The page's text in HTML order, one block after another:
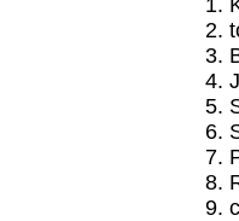
2.
3.
4.
5.
6.
7.
8.
9.